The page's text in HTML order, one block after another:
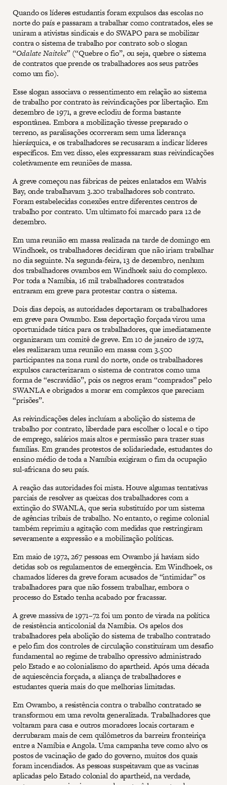
Quando os líderes estudantis foram expulsos das escolas no
norte do país e passaram a trabalhar como contratados, eles se
uniram a ativistas sindicais e do SWAPO para se mobilizar
contra o sistema de trabalho por contrato sob o slogan
“Odalate Naiteke” (“Quebre o fio”, ou seja, quebre o sistema
de contratos que prende os trabalhadores aos seus patrões
como um fio).
Esse slogan associava o ressentimento em relação ao sistema
de trabalho por contrato às reivindicações por libertação. Em
dezembro de 1971, a greve eclodiu de forma bastante
espontânea. Embora a mobilização tivesse preparado o
terreno, as paralisações ocorreram sem uma liderança
hierárquica, e os trabalhadores se recusaram a indicar líderes
específicos. Em vez disso, eles expressaram suas reivindicações
coletivamente em reuniões de massa.
A greve começou nas fábricas de peixes enlatados em Walvis
Bay, onde trabalhavam 3.200 trabalhadores sob contrato.
Foram estabelecidas conexões entre diferentes centros de
trabalho por contrato. Um ultimato foi marcado para 12 de
dezembro.
Em uma reunião em massa realizada na tarde de domingo em
Windhoek, os trabalhadores decidiram que não iriam trabalhar
no dia seguinte. Na segunda-feira, 13 de dezembro, nenhum
dos trabalhadores ovambos em Windhoek saiu do complexo.
Por toda a Namíbia, 16 mil trabalhadores contratados
entraram em greve para protestar contra o sistema.
Dois dias depois, as autoridades deportaram os trabalhadores
em greve para Owambo. Essa deportação forçada virou uma
oportunidade tática para os trabalhadores, que imediatamente
organizaram um comitê de greve. Em 10 de janeiro de 1972,
eles realizaram uma reunião em massa com 3.500
participantes na zona rural do norte, onde os trabalhadores
expulsos caracterizaram o sistema de contratos como uma
forma de “escravidão”, pois os negros eram “comprados” pelo
SWANLA e obrigados a morar em complexos que pareciam
“prisões”.
As reivindicações deles incluíam a abolição do sistema de
trabalho por contrato, liberdade para escolher o local e o tipo
de emprego, salários mais altos e permissão para trazer suas
famílias. Em grandes protestos de solidariedade, estudantes do
ensino médio de toda a Namíbia exigiram o fim da ocupação
sul-africana do seu país.
A reação das autoridades foi mista. Houve algumas tentativas
parciais de resolver as queixas dos trabalhadores com a
extinção do SWANLA, que seria substituído por um sistema
de agências tribais de trabalho. No entanto, o regime colonial
também reprimiu a agitação com medidas que restringiram
severamente a expressão e a mobilização políticas.
Em maio de 1972, 267 pessoas em Owambo já haviam sido
detidas sob os regulamentos de emergência. Em Windhoek, os
chamados líderes da greve foram acusados de “intimidar” os
trabalhadores para que não fossem trabalhar, embora o
processo do Estado tenha acabado por fracassar.
A greve massiva de 1971–72 foi um ponto de virada na política
de resistência anticolonial da Namíbia. Os apelos dos
trabalhadores pela abolição do sistema de trabalho contratado
e pelo fim dos controles de circulação constituíram um desafio
fundamental ao regime de trabalho opressivo administrado
pelo Estado e ao colonialismo do apartheid. Após uma década
de aquiescência forçada, a aliança de trabalhadores e
estudantes queria mais do que melhorias limitadas.
Em Owambo, a resistência contra o trabalho contratado se
transformou em uma revolta generalizada. Trabalhadores que
voltaram para casa e outros moradores locais cortaram e
derrubaram mais de cem quilômetros da barreira fronteiriça
entre a Namíbia e Angola. Uma campanha teve como alvo os
postos de vacinação de gado do governo, muitos dos quais
foram incendiados. As pessoas suspeitavam que as vacinas
aplicadas pelo Estado colonial do apartheid, na verdade,